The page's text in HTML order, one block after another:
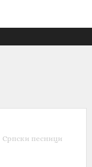
Српски песници